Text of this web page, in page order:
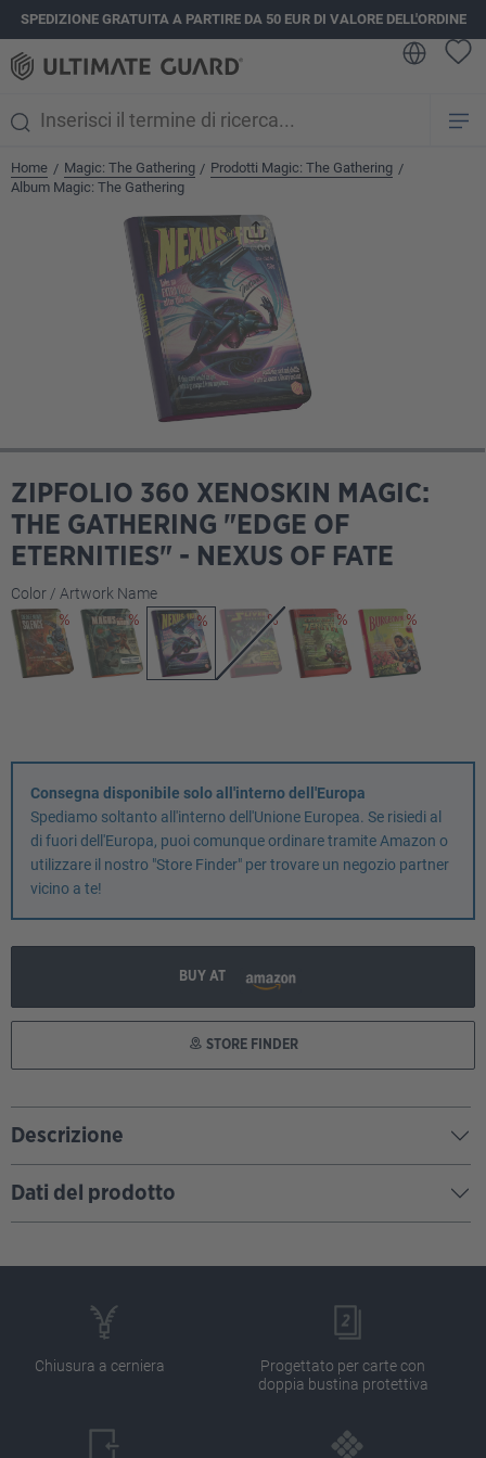
principale
SPEDIZIONE GRATUITA A PARTIRE DA 50 EUR DI VALORE DELL'ORDINE
Home / Magic: The Gathering / Prodotti Magic: The Gathering /
Album Magic: The Gathering
Salta la galleria di immagini
ZIPFOLIO 360 XENOSKIN MAGIC:
THE GATHERING "EDGE OF
ETERNITIES" - NEXUS OF FATE
Seleziona
Color / Artwork Name
Consegna disponibile solo all'interno dell'Europa
Spediamo soltanto all'interno dell'Unione Europea. Se risiedi al
di fuori dell'Europa, puoi comunque ordinare tramite Amazon o
utilizzare il nostro "Store Finder" per trovare un negozio partner
vicino a te!
BUY AT
STORE FINDER
Descrizione
Dati del prodotto
Chiusura a cerniera
Progettato per carte con
doppia bustina protettiva